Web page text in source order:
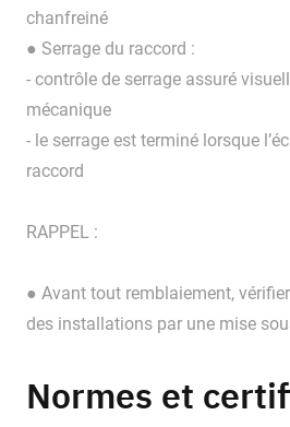
chanfreiné
● Serrage du raccord :
- contrôle de serrage assuré
mécanique
- le serrage est terminé lorsque
raccord
RAPPEL :
● Avant tout remblaiement,
des installations par une mise
Normes et